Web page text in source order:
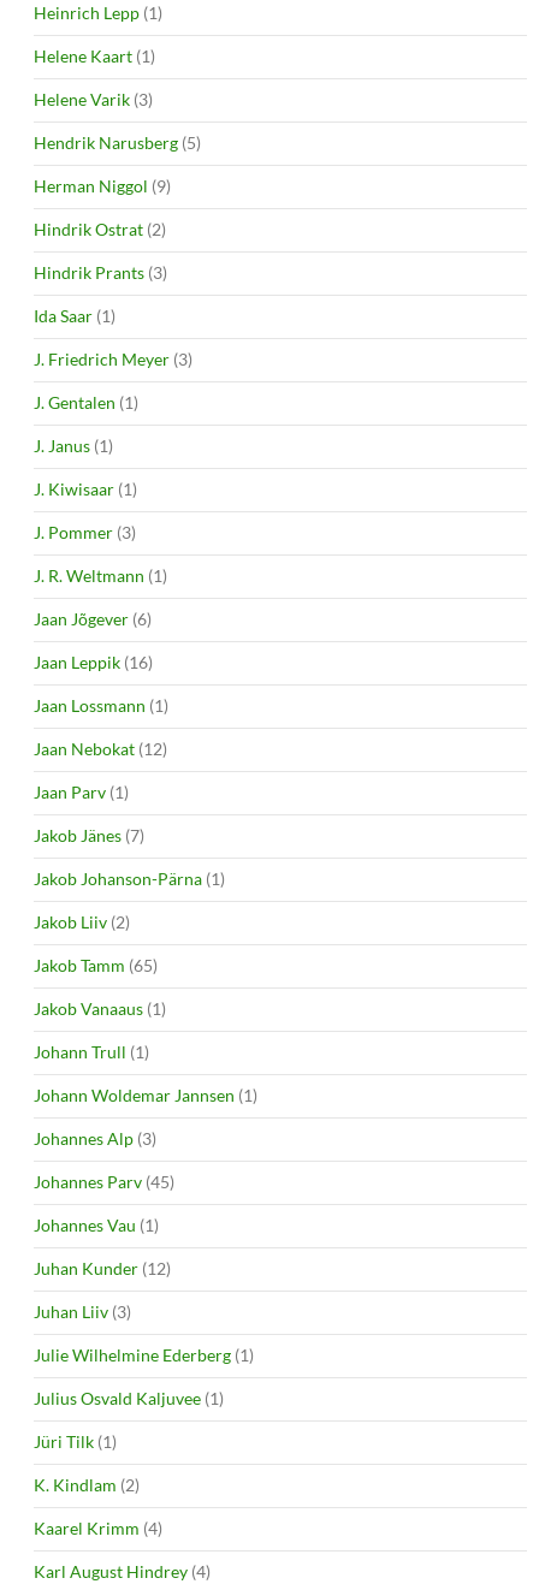
Heinrich Lepp (1)
Helene Kaart (1)
Helene Varik (3)
Hendrik Narusberg (5)
Herman Niggol (9)
Hindrik Ostrat (2)
Hindrik Prants (3)
Ida Saar (1)
J. Friedrich Meyer (3)
J. Gentalen (1)
J. Janus (1)
J. Kiwisaar (1)
J. Pommer (3)
J. R. Weltmann (1)
Jaan Jõgever (6)
Jaan Leppik (16)
Jaan Lossmann (1)
Jaan Nebokat (12)
Jaan Parv (1)
Jakob Jänes (7)
Jakob Johanson-Pärna (1)
Jakob Liiv (2)
Jakob Tamm (65)
Jakob Vanaaus (1)
Johann Trull (1)
Johann Woldemar Jannsen (1)
Johannes Alp (3)
Johannes Parv (45)
Johannes Vau (1)
Juhan Kunder (12)
Juhan Liiv (3)
Julie Wilhelmine Ederberg (1)
Julius Osvald Kaljuvee (1)
Jüri Tilk (1)
K. Kindlam (2)
Kaarel Krimm (4)
Karl August Hindrey (4)